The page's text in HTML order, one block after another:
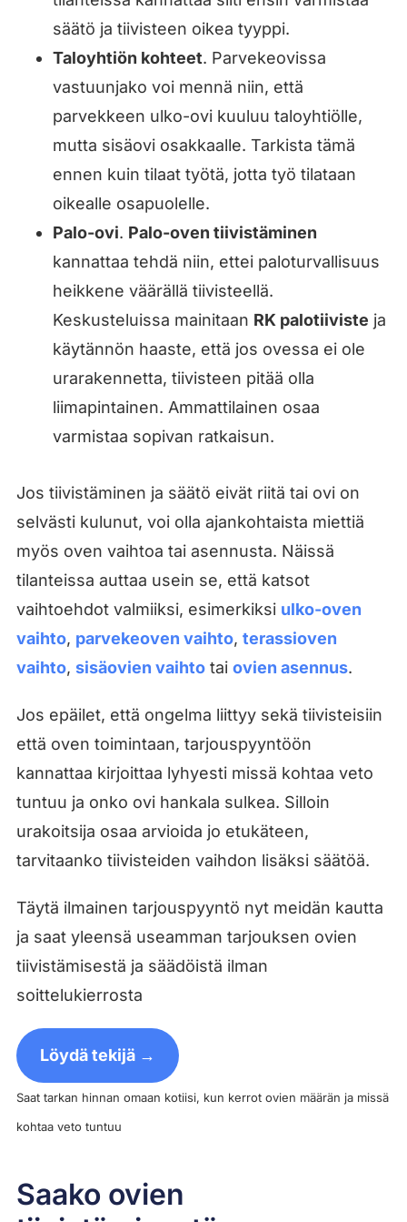
säätö ja tiivisteen oikea tyyppi.
Taloyhtiön kohteet. Parvekeovissa
vastuunjako voi mennä niin, että
parvekkeen ulko-ovi kuuluu taloyhtiölle,
mutta sisäovi osakkaalle. Tarkista tämä
ennen kuin tilaat työtä, jotta työ tilataan
oikealle osapuolelle.
Palo-ovi. Palo-oven tiivistäminen
kannattaa tehdä niin, ettei paloturvallisuus
heikkene väärällä tiivisteellä.
Keskusteluissa mainitaan RK palotiiviste ja
käytännön haaste, että jos ovessa ei ole
urarakennetta, tiivisteen pitää olla
liimapintainen. Ammattilainen osaa
varmistaa sopivan ratkaisun.
Jos tiivistäminen ja säätö eivät riitä tai ovi on
selvästi kulunut, voi olla ajankohtaista miettiä
myös oven vaihtoa tai asennusta. Näissä
tilanteissa auttaa usein se, että katsot
vaihtoehdot valmiiksi, esimerkiksi ulko-oven
vaihto, parvekeoven vaihto, terassioven
vaihto, sisäovien vaihtotai ovien asennus.
Jos epäilet, että ongelma liittyy sekä tiivisteisiin
että oven toimintaan, tarjouspyyntöön
kannattaa kirjoittaa lyhyesti missä kohtaa veto
tuntuu ja onko ovi hankala sulkea. Silloin
urakoitsija osaa arvioida jo etukäteen,
tarvitaanko tiivisteiden vaihdon lisäksi säätöä.
Täytä ilmainen tarjouspyyntö nyt meidän kautta
ja saat yleensä useamman tarjouksen ovien
tiivistämisestä ja säädöistä ilman
soittelukierrosta
Löydä tekijä →
Saat tarkan hinnan omaan kotiisi, kun kerrot ovien määrän ja missä
kohtaa veto tuntuu
Saako ovien